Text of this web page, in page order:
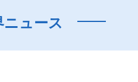
ュース